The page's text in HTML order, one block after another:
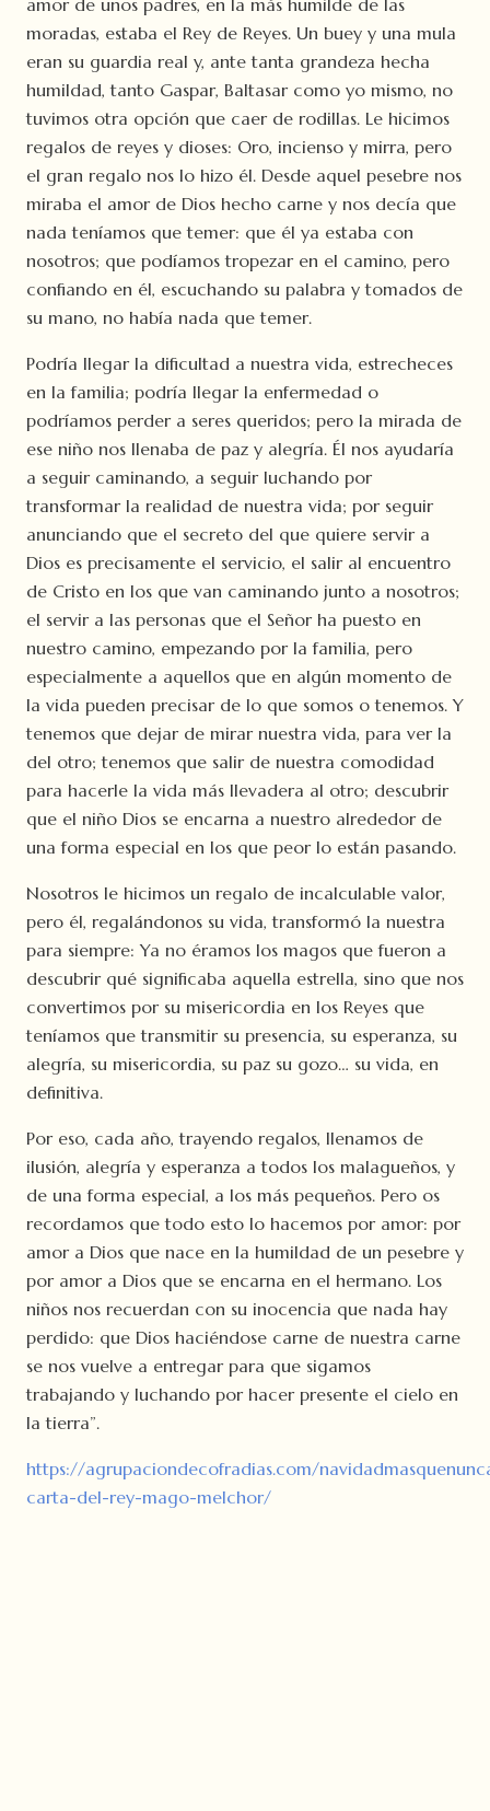
amor de unos padres, en la más humilde de las
moradas, estaba el Rey de Reyes. Un buey y una mula
eran su guardia real y, ante tanta grandeza hecha
humildad, tanto Gaspar, Baltasar como yo mismo, no
tuvimos otra opción que caer de rodillas. Le hicimos
regalos de reyes y dioses: Oro, incienso y mirra, pero
el gran regalo nos lo hizo él. Desde aquel pesebre nos
miraba el amor de Dios hecho carne y nos decía que
nada teníamos que temer: que él ya estaba con
nosotros; que podíamos tropezar en el camino, pero
confiando en él, escuchando su palabra y tomados de
su mano, no había nada que temer.
Podría llegar la dificultad a nuestra vida, estrecheces
en la familia; podría llegar la enfermedad o
podríamos perder a seres queridos; pero la mirada de
ese niño nos llenaba de paz y alegría. Él nos ayudaría
a seguir caminando, a seguir luchando por
transformar la realidad de nuestra vida; por seguir
anunciando que el secreto del que quiere servir a
Dios es precisamente el servicio, el salir al encuentro
de Cristo en los que van caminando junto a nosotros;
el servir a las personas que el Señor ha puesto en
nuestro camino, empezando por la familia, pero
especialmente a aquellos que en algún momento de
la vida pueden precisar de lo que somos o tenemos. Y
tenemos que dejar de mirar nuestra vida, para ver la
del otro; tenemos que salir de nuestra comodidad
para hacerle la vida más llevadera al otro; descubrir
que el niño Dios se encarna a nuestro alrededor de
una forma especial en los que peor lo están pasando.
Nosotros le hicimos un regalo de incalculable valor,
pero él, regalándonos su vida, transformó la nuestra
para siempre: Ya no éramos los magos que fueron a
descubrir qué significaba aquella estrella, sino que nos
convertimos por su misericordia en los Reyes que
teníamos que transmitir su presencia, su esperanza, su
alegría, su misericordia, su paz su gozo… su vida, en
definitiva.
Por eso, cada año, trayendo regalos, llenamos de
ilusión, alegría y esperanza a todos los malagueños, y
de una forma especial, a los más pequeños. Pero os
recordamos que todo esto lo hacemos por amor: por
amor a Dios que nace en la humildad de un pesebre y
por amor a Dios que se encarna en el hermano. Los
niños nos recuerdan con su inocencia que nada hay
perdido: que Dios haciéndose carne de nuestra carne
se nos vuelve a entregar para que sigamos
trabajando y luchando por hacer presente el cielo en
la tierra”.
https://agrupaciondecofradias.com/
carta-del-rey-mago-melchor/